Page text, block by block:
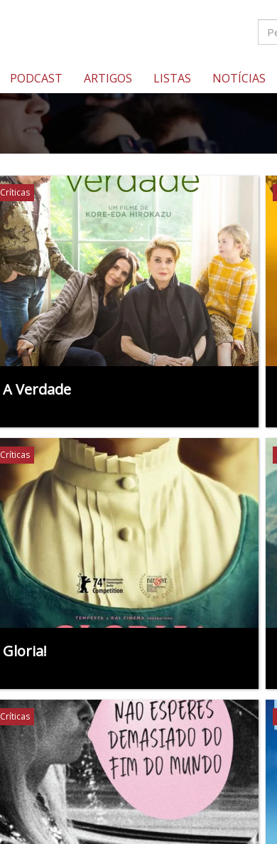
PODCAST ARTIGOS LISTAS NOTÍCIAS
Críticas
A Verdade
Críticas
Gloria!
Críticas